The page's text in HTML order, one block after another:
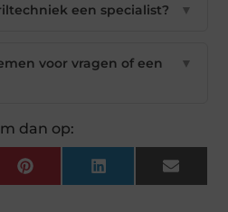
een specialist? ▼
voor vragen of een
▼
dan op:
Pinterest LinkedIn Email